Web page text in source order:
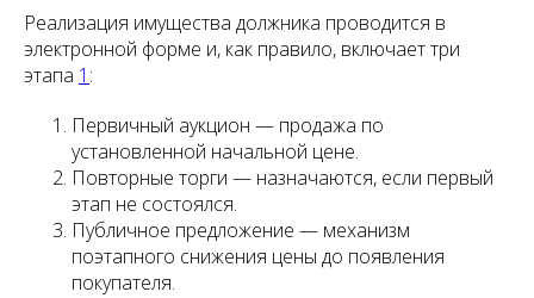
Реализация имущества должника проводится в
электронной форме и, как правило, включает три
этапа 1 :
Первичный аукцион — продажа по
установленной начальной цене.
Повторные торги — назначаются, если первый
этап не состоялся.
Публичное предложение — механизм
поэтапного снижения цены до появления
покупателя.